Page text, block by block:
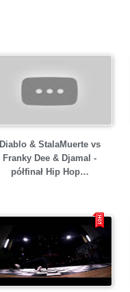
Diablo & StalaMuerte vs
Franky Dee & Djamal -
półfinał Hip Hop…